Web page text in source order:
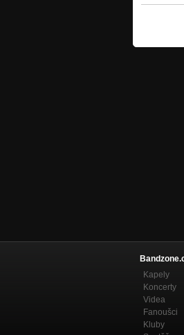
Kapely
Koncerty
Videa
Fanoušci
Kluby